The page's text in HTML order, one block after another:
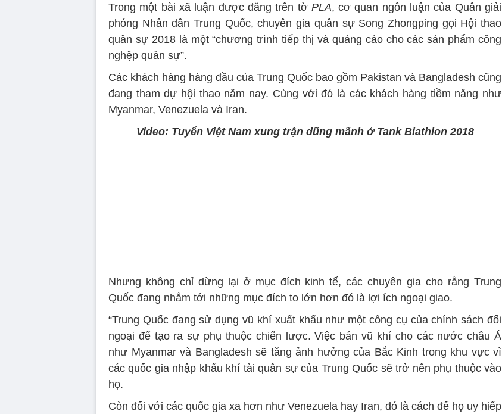
Trong một bài xã luận được đăng trên tờ PLA, cơ quan ngôn luận của Quân giải
phóng Nhân dân Trung Quốc, chuyên gia quân sự Song Zhongping gọi Hội thao
quân sự 2018 là một “chương trình tiếp thị và quảng cáo cho các sản phẩm công
nghệp quân sự”.
Các khách hàng hàng đầu của Trung Quốc bao gồm Pakistan và Bangladesh cũng
đang tham dự hội thao năm nay. Cùng với đó là các khách hàng tiềm năng như
Myanmar, Venezuela và Iran.
Video: Tuyển Việt Nam xung trận dũng mãnh ở Tank Biathlon 2018
Nhưng không chỉ dừng lại ở mục đích kinh tế, các chuyên gia cho rằng Trung
Quốc đang nhắm tới những mục đích to lớn hơn đó là lợi ích ngoại giao.
“Trung Quốc đang sử dụng vũ khí xuất khẩu như một công cụ của chính sách đối
ngoại để tạo ra sự phụ thuộc chiến lược. Việc bán vũ khí cho các nước châu Á
như Myanmar và Bangladesh sẽ tăng ảnh hưởng của Bắc Kinh trong khu vực vì
các quốc gia nhập khẩu khí tài quân sự của Trung Quốc sẽ trở nên phụ thuộc vào
họ.
Còn đối với các quốc gia xa hơn như Venezuela hay Iran, đó là cách để họ uy hiếp